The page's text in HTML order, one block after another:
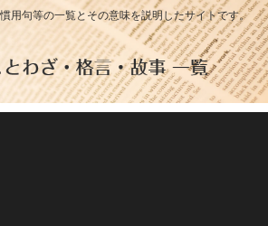
用句等の一覧とその意味を説明したサイトです。